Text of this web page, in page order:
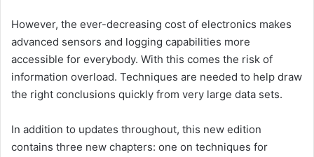
However, the ever-decreasing cost of electronics makes
advanced sensors and logging capabilities more
accessible for everybody. With this comes the risk of
information overload. Techniques are needed to help draw
the right conclusions quickly from very large data sets.
In addition to updates throughout, this new edition
contains three new chapters: one on techniques for